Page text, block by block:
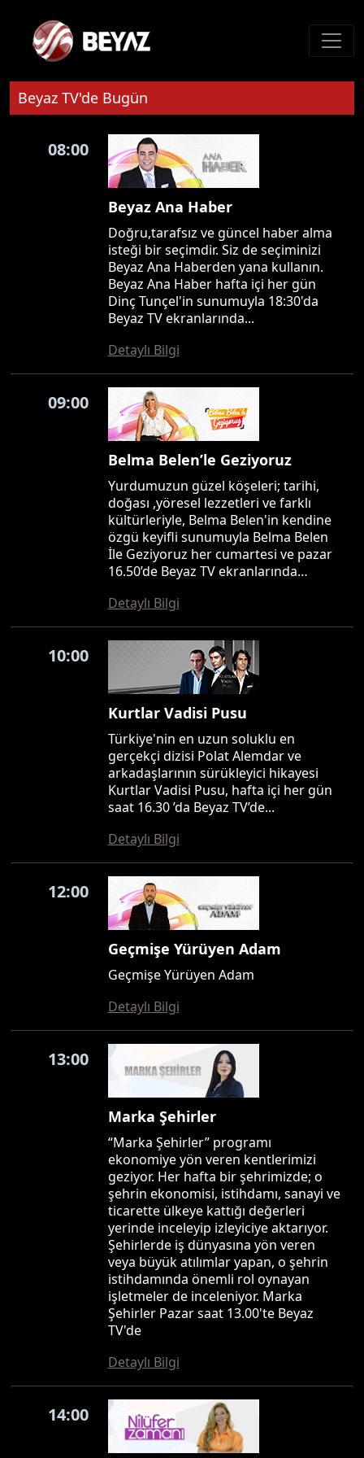
Beyaz TV'de Bugün
08:00
Beyaz Ana Haber
Doğru,tarafsız ve güncel haber alma
isteği bir seçimdir. Siz de seçiminizi
Beyaz Ana Haberden yana kullanın.
Beyaz Ana Haber hafta içi her gün
Dinç Tunçel'in sunumuyla 18:30'da
Beyaz TV ekranlarında...
Detaylı Bilgi
09:00
Belma Belen’le Geziyoruz
Yurdumuzun güzel köşeleri; tarihi,
doğası ,yöresel lezzetleri ve farklı
kültürleriyle, Belma Belen'in kendine
özgü keyifli sunumuyla Belma Belen
İle Geziyoruz her cumartesi ve pazar
16.50’de Beyaz TV ekranlarında…
Detaylı Bilgi
10:00
Kurtlar Vadisi Pusu
Türkiye'nin en uzun soluklu en
gerçekçi dizisi Polat Alemdar ve
arkadaşlarının sürükleyici hikayesi
Kurtlar Vadisi Pusu, hafta içi her gün
saat 16.30 ’da Beyaz TV’de...
Detaylı Bilgi
12:00
Geçmişe Yürüyen Adam
Geçmişe Yürüyen Adam
Detaylı Bilgi
13:00
Marka Şehirler
“Marka Şehirler” programı
ekonomiye yön veren kentlerimizi
geziyor. Her hafta bir şehrimizde; o
şehrin ekonomisi, istihdamı, sanayi ve
ticarette ülkeye kattığı değerleri
yerinde inceleyip izleyiciye aktarıyor.
Şehirlerde iş dünyasına yön veren
veya büyük atılımlar yapan, o şehrin
istihdamında önemli rol oynayan
işletmeler de inceleniyor. Marka
Şehirler Pazar saat 13.00'te Beyaz
TV'de
Detaylı Bilgi
14:00